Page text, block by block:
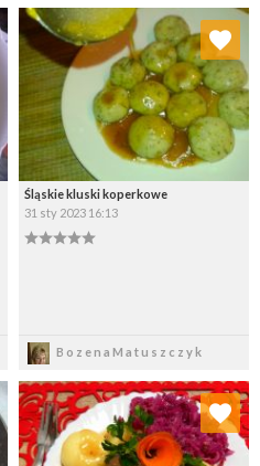
Śląskie kluski koperkowe
31 sty 2023 16:13
BozenaMatuszczyk
Dodaj do ulubionych
Wybierz listę:
Dodaj do ulubionych
Wybierz listę: